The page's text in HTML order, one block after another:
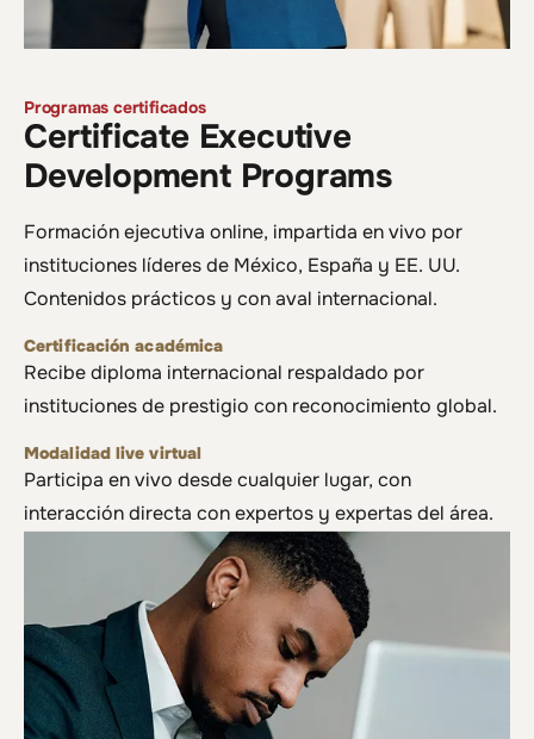
Programas certificados
Certificate Executive
Development Programs
Formación ejecutiva online, impartida en vivo por
instituciones líderes de México, España y EE. UU.
Contenidos prácticos y con aval internacional.
Certificación académica
Recibe diploma internacional respaldado por
instituciones de prestigio con reconocimiento global.
Modalidad live virtual
Participa en vivo desde cualquier lugar, con
interacción directa con expertos y expertas del área.